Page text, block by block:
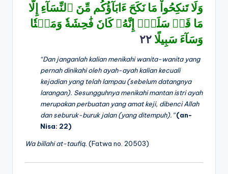
وَلَا تَنكِحُواْ مَا نَكَحَ ءَابَآؤُكُم مِّنَ ٱلنِّسَآءِ إِلَّا
مَا قَدۡ سَلَفَۚ إِنَّهُۥ كَانَ فَٰحِشَةٗ وَمَقۡتٗا
وَسَآءَ سَبِيلًا
“Dan janganlah kalian menikahi wanita-wanita yang
pernah dinikahi oleh ayah-ayah kalian kecuali
kejadian yang telah lampau (sebelum datangnya
larangan). Sesungguhnya menikahi mantan istri ayah
merupakan perbuatan yang amat keji, dibenci Allah
dan seburuk-buruk jalan (yang ditempuh).”(an-
Nisa: 22)
Wa billahi at-taufiq. (Fatwa no. 20503)